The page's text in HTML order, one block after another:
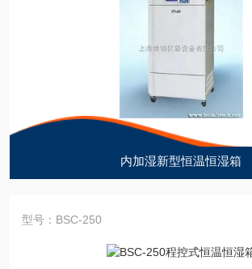
内加湿新型恒温恒湿箱
型号：BSC-250